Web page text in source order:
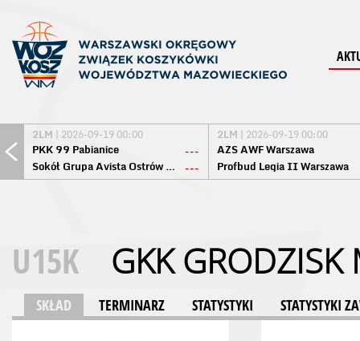
2LM | 2026-09-19 00:00
PKK 99 Pabianice
---
Sokół Grupa Avista Ostrów Maz. ---
2LM | 2026-09-19 00:00
AZS AWF Warszawa
Profbud Legia II Warszawa
U15K GKK GRODZISK
SKŁAD TERMINARZ STATYSTYKI STATYSTYKI